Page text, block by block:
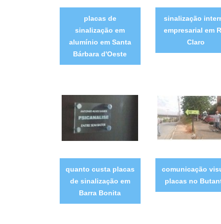
placas de
sinalização em
alumínio em Santa
Bárbara d'Oeste
sinalização
empresarial em
Claro
quanto custa placas
de sinalização em
Barra Bonita
comunicação
placas no